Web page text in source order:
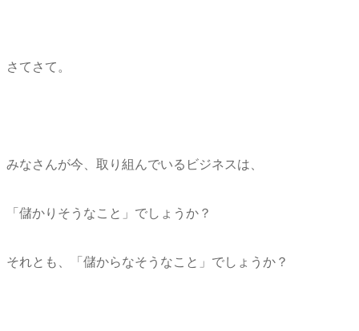
さてさて。
みなさんが今、取り組んでいるビジネスは、
「儲かりそうなこと」でしょうか？
それとも、「儲からなそうなこと」でしょうか？